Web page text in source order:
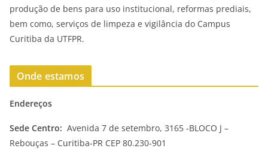
produção de bens para uso institucional, reformas prediais,
bem como, serviços de limpeza e vigilância do Campus
Curitiba da UTFPR.
Onde estamos
Endereços
Sede Centro: Avenida 7 de setembro, 3165 -BLOCO J –
Rebouças – Curitiba-PR CEP 80.230-901